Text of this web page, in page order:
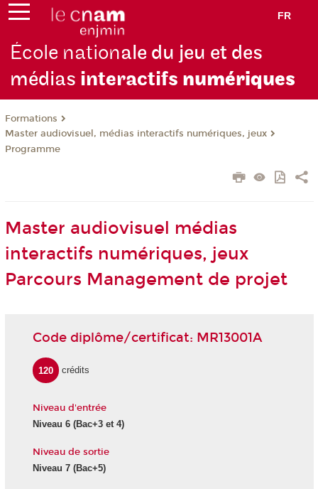
FR
École nationale du jeu et des
médias interactifs numériques
Formations
Master audiovisuel, médias interactifs numériques, jeux
Programme
Master audiovisuel médias
interactifs numériques, jeux
Parcours Management de projet
Code diplôme/certificat: MR13001A
120 crédits
Niveau d'entrée
Niveau 6 (Bac+3 et 4)
Niveau de sortie
Niveau 7 (Bac+5)